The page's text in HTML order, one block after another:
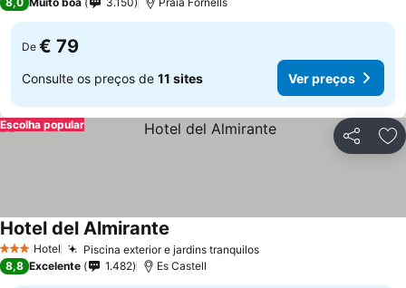
De € 79
Consulte os preços de 11 sites Ver preços
Partilhar
Escolha popular
3 EstrelasHotel Piscina exterior e jardins tranquilos
Hotel del Almirante
8,8 Excelente 1.482 Es Castell